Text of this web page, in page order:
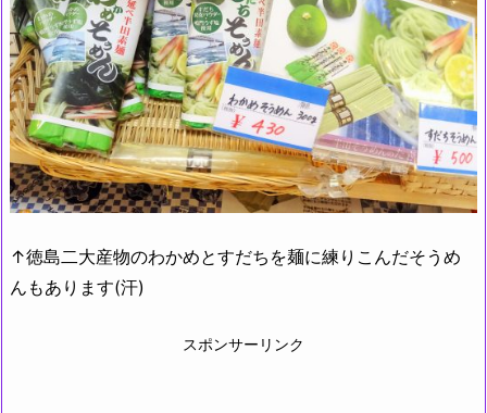
↑徳島二大産物のわかめとすだちを麺に練りこんだそうめ
んもあります(汗)
スポンサーリンク